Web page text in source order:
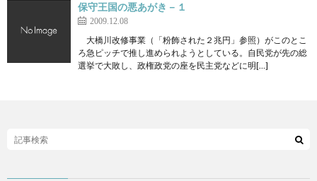
保守王国の悪あがき－１
2009.12.08
大橋川改修事業（「粉飾された２兆円」参照）がこのとこ
ろ急ピッチで推し進められようとしている。自民党が先の総
選挙で大敗し、政権政党の座を民主党などに明[…]